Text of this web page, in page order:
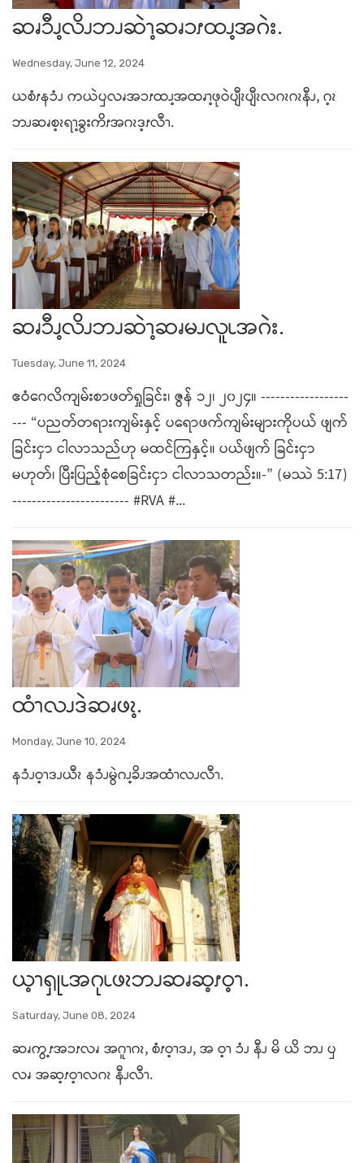
ဆၧၥီၪ့လိၪဘၪဆဲၫ့ဆၧၥၭထၪ့အဂဲး.
Wednesday, June 12, 2024
ယစံၭနၥံၪ ကယဲၦလၧအၥၭထၪ့အထၧၫ့ဖုဝဲပျီၩပျီၩလဂၩဂၩနီၪ, ဂ့ၩ
ဘၪဆၧစ့ၩရၫ့ခွးကိၭအဂၩဒ့ၭလီၫ.
ဆၧၥီၪ့လိၪဘၪဆဲၫ့ဆၧမၪလူၬအဂဲး.
Tuesday, June 11, 2024
ဧဝံဂေလိကျမ်းစာဖတ်ရှုခြင်း၊ ဇွန် ၁၂၊ ၂၀၂၄။ ------------------
--- “ပညတ်တရားကျမ်းနှင့် ပရောဖက်ကျမ်းများကိုပယ် ဖျက်
ခြင်းငှာ ငါလာသည်ဟု မထင်ကြနှင့်။ ပယ်ဖျက် ခြင်းငှာ
မဟုတ်၊ ပြီးပြည့်စုံစေခြင်းငှာ ငါလာသတည်း။-” (မဿဲ 5:17)
------------------------ #RVA #...
ထံၫလၪဒဲဆၧဖၩ့.
Monday, June 10, 2024
နၥံၪဝ့ၫဒၪယီၩ နၥံၪမွဲဂၪ့ခိၪအထံၫလၪလီၫ.
ယ့ၫၡုၬအဂုၬဖၩဘၪဆၧဆ့ၭဝ့ၫ.
Saturday, June 08, 2024
ဆၧကွ့ၭအၥၭလၧ အဂူၫဂၩ, စံၭဝ့ၫဒၪ, အ ဝ့ၫ ၥံၪ နီၪ မိ ယိ ဘၪ ၦ
လၧ အဆ့ၭဝ့ၫလဂၩ နီၪလီၫ.